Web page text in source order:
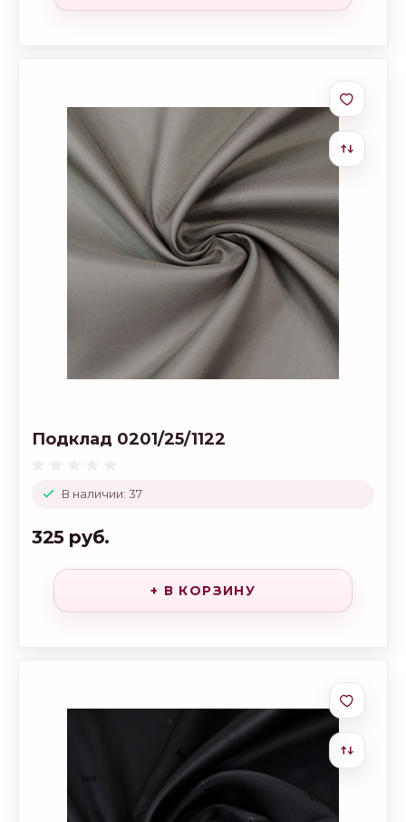
В наличии: 37
Подклад 0201/25/1122
325 руб.
+ В КОРЗИНУ